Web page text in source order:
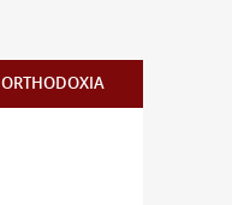
ORTHODOXIA